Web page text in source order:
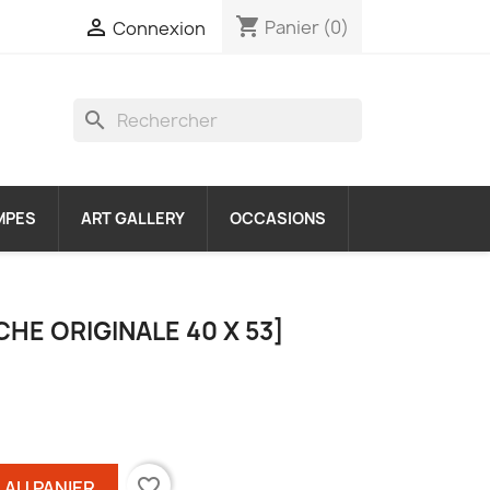
 Connexion shopping_cart Panier (0)
search
ART GALLERY OCCASIONS
ORIGINALE 40 X 53]